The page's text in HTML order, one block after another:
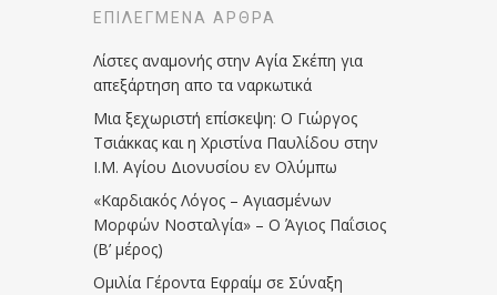
ΕΠΙΛΕΓΜΈΝΑ ΆΡΘΡΑ
Λίστες αναμονής στην Αγία Σκέπη για
απεξάρτηση απο τα ναρκωτικά
Μια ξεχωριστή επίσκεψη: Ο Γιώργος
Τσιάκκας και η Χριστίνα Παυλίδου στην
Ι.Μ. Αγίου Διονυσίου εν Ολύμπω
«Καρδιακός Λόγος – Αγιασμένων
Μορφών Νοσταλγία» – Ο Άγιος Παΐσιος
(Β’ μέρος)
Ομιλία Γέροντα Εφραίμ σε Σύναξη